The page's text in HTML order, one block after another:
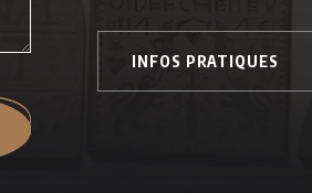
INFOS PRATIQUES